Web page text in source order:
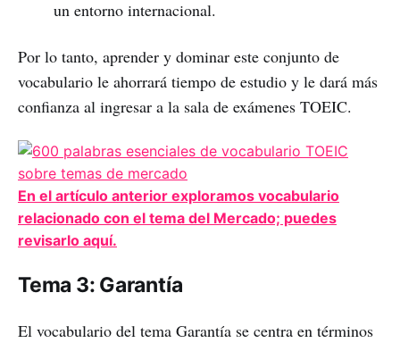
un entorno internacional.
Por lo tanto, aprender y dominar este conjunto de
vocabulario le ahorrará tiempo de estudio y le dará más
confianza al ingresar a la sala de exámenes TOEIC.
En el artículo anterior exploramos vocabulario
relacionado con el tema del Mercado; puedes
revisarlo aquí.
Tema 3: Garantía
El vocabulario del tema Garantía se centra en términos